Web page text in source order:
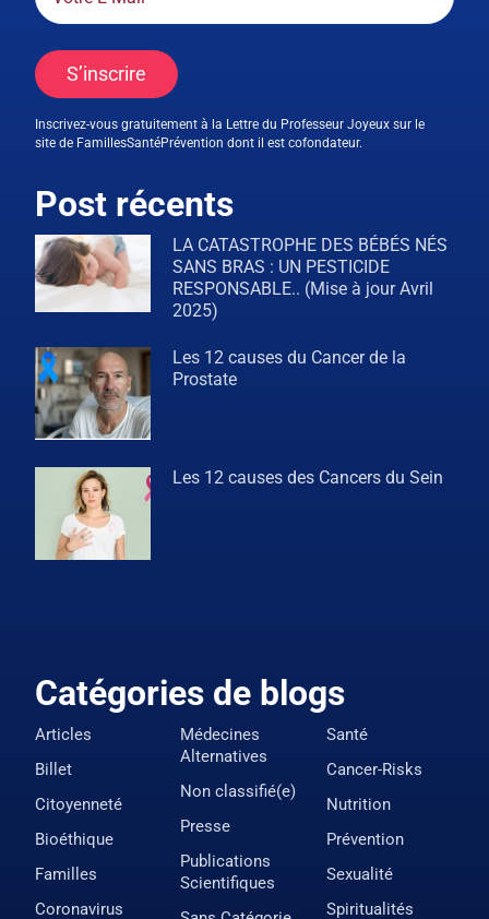
S’inscrire
Inscrivez-vous gratuitement à la Lettre du Professeur Joyeux sur le
site de FamillesSantéPrévention dont il est cofondateur.
Post récents
LA CATASTROPHE DES BÉBÉS NÉS
SANS BRAS : UN PESTICIDE
RESPONSABLE.. (Mise à jour Avril
2025)
Les 12 causes du Cancer de la
Prostate
Les 12 causes des Cancers du Sein
Catégories de blogs
Articles
Billet
Citoyenneté
Bioéthique
Familles
Coronavirus
Médecines
Alternatives
Non classifié(e)
Presse
Publications
Scientifiques
Santé
Cancer-Risks
Nutrition
Prévention
Sexualité
Spiritualités